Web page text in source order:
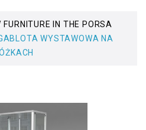
FURNITURE IN THE PORSA
WYSTAWOWA NA